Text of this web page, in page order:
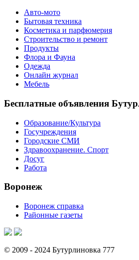
Авто-мото
Бытовая техника
Косметика и парфюмерия
Строительство и ремонт
Продукты
Флора и Фауна
Одежда
Онлайн журнал
Мебель
Бесплатные объявления
Образование/Культура
Госучреждения
Городские СМИ
Здравоохранение. Спорт
Досуг
Работа
Воронеж
Воронеж справка
Районные газеты
© 2009 - 2024 Бутурлиновка 777